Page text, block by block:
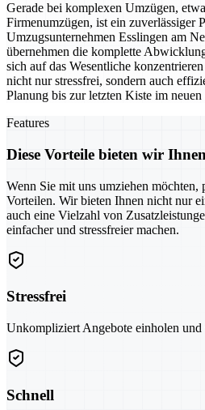
Gerade bei komplexen Umzügen,
Firmenumzügen, ist ein zuverlässiger
Umzugsunternehmen Esslingen am
übernehmen die komplette
sich auf das Wesentliche
nicht nur stressfrei, sondern auch
Planung bis zur letzten Kiste im neuen
Features
Diese Vorteile bieten wir Ihnen
Wenn Sie mit uns umziehen
Vorteilen. Wir bieten Ihnen nicht nur
auch eine Vielzahl von
einfacher und stressfreier machen.
Stressfrei
Unkompliziert Angebote einholen und
Schnell